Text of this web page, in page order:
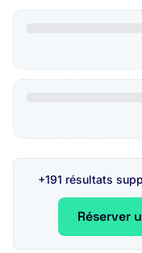
+191 résultats
Réserver